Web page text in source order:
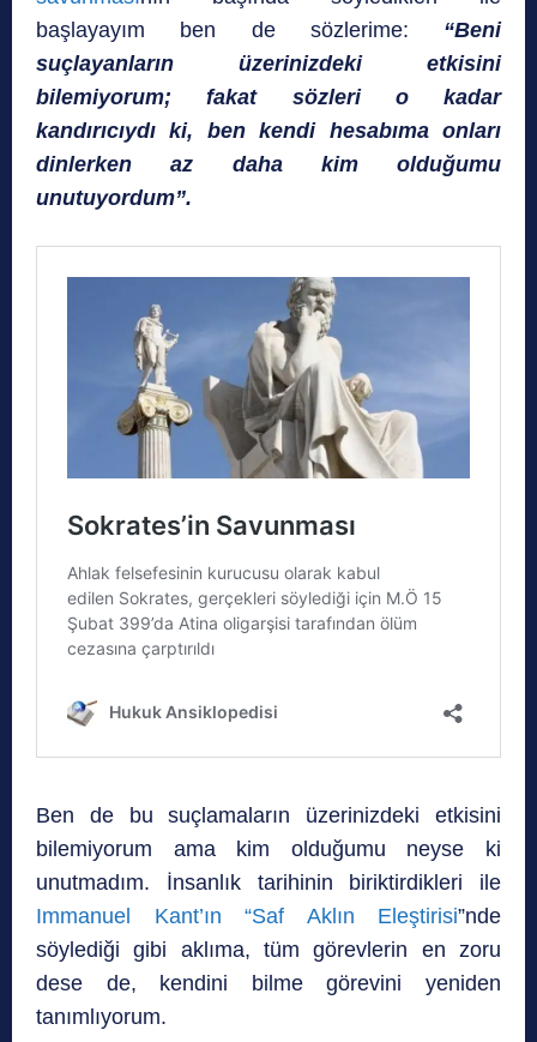
başlayayım ben de sözlerime: “Beni
suçlayanların üzerinizdeki etkisini
bilemiyorum; fakat sözleri o kadar
kandırıcıydı ki, ben kendi hesabıma onları
dinlerken az daha kim olduğumu
unutuyordum”.
Ben de bu suçlamaların üzerinizdeki etkisini
bilemiyorum ama kim olduğumu neyse ki
unutmadım. İnsanlık tarihinin biriktirdikleri ile
Immanuel Kant’ın “Saf Aklın Eleştirisi”nde
söylediği gibi aklıma, tüm görevlerin en zoru
dese de, kendini bilme görevini yeniden
tanımlıyorum.